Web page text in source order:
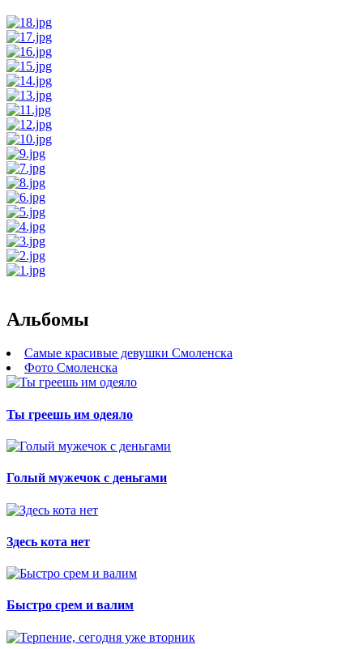
Альбомы
Самые красивые девушки Смоленска
Фото Смоленска
Ты греешь им одеяло
Голый мужечок с деньгами
Здесь кота нет
Быстро срем и валим